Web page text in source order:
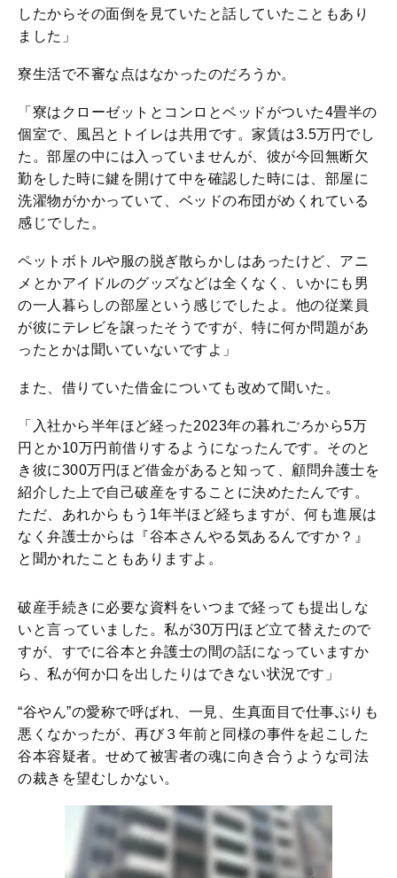
したからその面倒を見ていたと話していたこともあり
ました」
寮生活で不審な点はなかったのだろうか。
「寮はクローゼットとコンロとベッドがついた4畳半の
個室で、風呂とトイレは共用です。家賃は3.5万円でし
た。部屋の中には入っていませんが、彼が今回無断欠
勤をした時に鍵を開けて中を確認した時には、部屋に
洗濯物がかかっていて、ベッドの布団がめくれている
感じでした。
ペットボトルや服の脱ぎ散らかしはあったけど、アニ
メとかアイドルのグッズなどは全くなく、いかにも男
の一人暮らしの部屋という感じでしたよ。他の従業員
が彼にテレビを譲ったそうですが、特に何か問題があ
ったとかは聞いていないですよ」
また、借りていた借金についても改めて聞いた。
「入社から半年ほど経った2023年の暮れごろから5万
円とか10万円前借りするようになったんです。そのと
き彼に300万円ほど借金があると知って、顧問弁護士を
紹介した上で自己破産をすることに決めたたんです。
ただ、あれからもう1年半ほど経ちますが、何も進展は
なく弁護士からは『谷本さんやる気あるんですか？』
と聞かれたこともありますよ。
破産手続きに必要な資料をいつまで経っても提出しな
いと言っていました。私が30万円ほど立て替えたので
すが、すでに谷本と弁護士の間の話になっていますか
ら、私が何か口を出したりはできない状況です」
“谷やん”の愛称で呼ばれ、一見、生真面目で仕事ぶりも
悪くなかったが、再び３年前と同様の事件を起こした
谷本容疑者。せめて被害者の魂に向き合うような司法
の裁きを望むしかない。